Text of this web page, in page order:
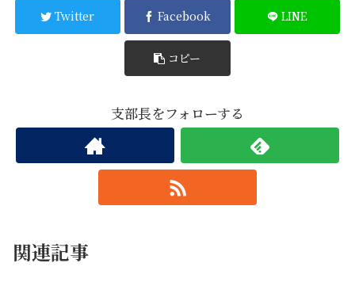
Twitter Facebook LINE
コピー
支部長をフォローする
関連記事